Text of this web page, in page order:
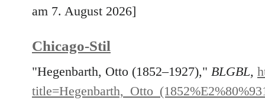
am 7. August 2026]
Chicago-Stil
"Hegenbarth, Otto (1852–1927)," BLGBL,